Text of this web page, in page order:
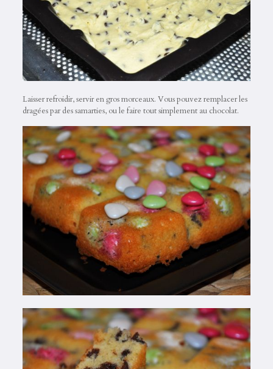
Laisser refroidir, servir en gros morceaux. Vous pouvez remplacer les
dragées par des samarties, ou le faire tout simplement au chocolat.